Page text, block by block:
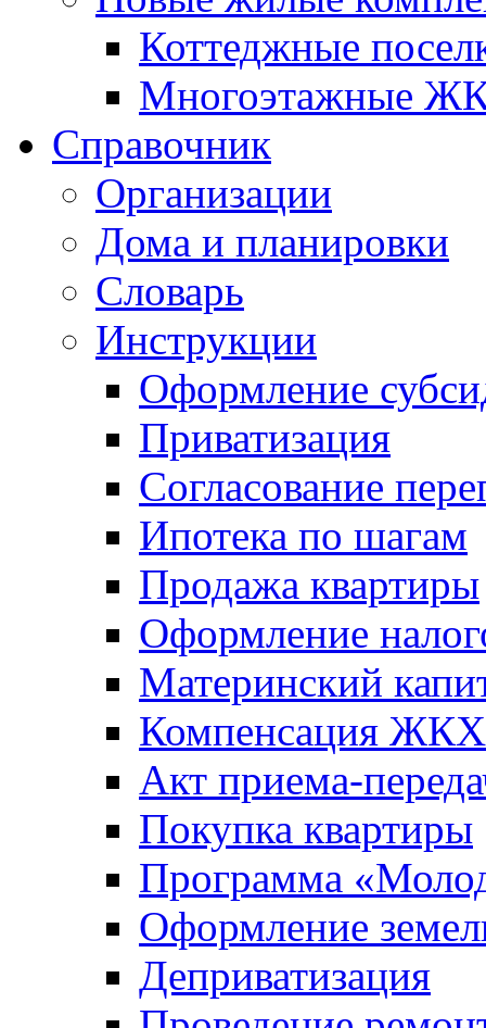
Коттеджные
Многоэтажные
Справочник
Организации
Дома и планировки
Словарь
Инструкции
Оформление
Приватизация
Согласование
Ипотека по шагам
Продажа квартиры
Оформление
Материнский
Компенсация ЖКХ
Акт приема-
Покупка квартиры
Программа
Оформление
Деприватизация